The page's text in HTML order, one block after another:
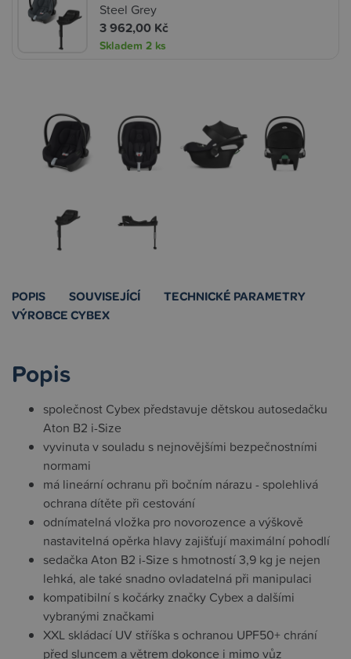
Steel Grey
3 962,00 Kč
Skladem 2 ks
POPIS SOUVISEJÍCÍ
TECHNICKÉ PARAMETRY
VÝROBCE CYBEX
Popis
společnost Cybex představuje dětskou autosedačku
Aton B2 i-Size
vyvinuta v souladu s nejnovějšími bezpečnostními
normami
má lineární ochranu při bočním nárazu - spolehlivá
ochrana dítěte při cestování
odnímatelná vložka pro novorozence a výškově
nastavitelná opěrka hlavy zajišťují maximální pohodlí
sedačka Aton B2 i-Size s hmotností 3,9 kg je nejen
lehká, ale také snadno ovladatelná při manipulaci
kompatibilní s kočárky značky Cybex a dalšími
vybranými značkami
XXL skládací UV stříška s ochranou UPF50+ chrání
před sluncem a větrem dokonce i mimo vůz